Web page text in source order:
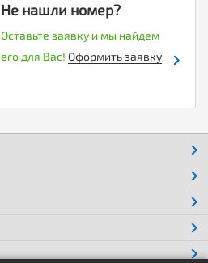
Не нашли номер?
Оставьте заявку и мы найдем
его для Вас! Оформить заявку